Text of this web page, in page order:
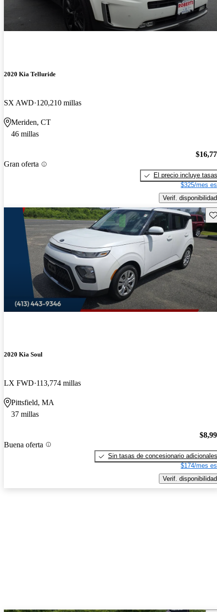
2020 Kia Telluride
SX AWD 120,210 millas
Meriden, CT
46 millas
Gran oferta
El precio incluye tasas
$325/mes
Verif. disponibilidad
2020 Kia Soul
LX FWD 113,774 millas
Pittsfield, MA
37 millas
Buena oferta
Sin tasas de concesionario adicionales
$174/mes
Verif. disponibilidad